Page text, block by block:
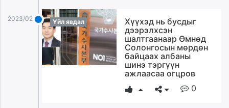
2023/02/27 Үйл явдал
Хүүхэд нь бусдыг
дээрэлхсэн
шалтгаанаар Өмнөд
Солонгосын мөрдөн
байцаах албаны
шинэ тэргүүн
ажлаасаа огцров
0